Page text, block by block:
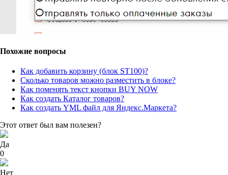
Похожие вопросы
Как добавить корзину (блок ST100)?
Сколько товаров можно разместить в блоке?
Как поменять текст кнопки BUY NOW
Как создать Каталог товаров?
Как создать YML файл для Яндекс.Маркета?
Этот ответ был вам полезен?
Да
0
Нет